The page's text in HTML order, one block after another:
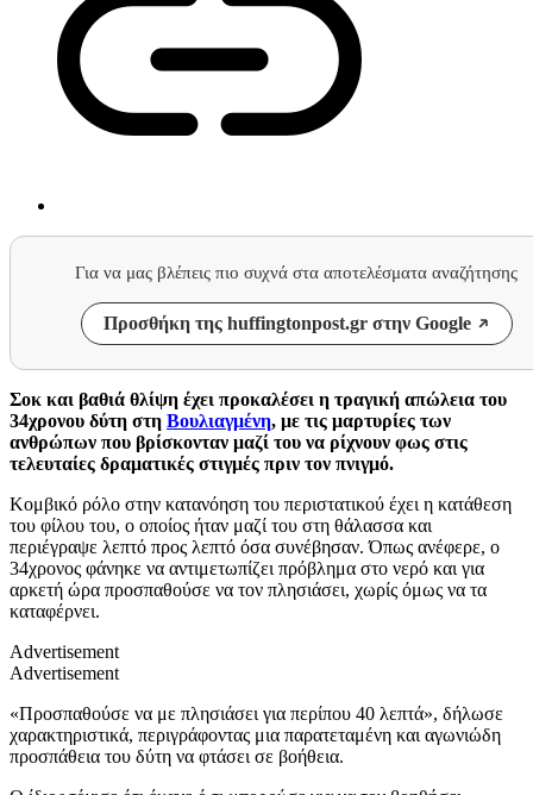
Για να μας βλέπεις πιο συχνά στα αποτελέσματα αναζήτησης
Προσθήκη της huffingtonpost.gr στην Google
Σοκ και βαθιά θλίψη έχει προκαλέσει η τραγική απώλεια του
34χρονου δύτη στη Βουλιαγμένη, με τις μαρτυρίες των
ανθρώπων που βρίσκονταν μαζί του να ρίχνουν φως στις
τελευταίες δραματικές στιγμές πριν τον πνιγμό.
Κομβικό ρόλο στην κατανόηση του περιστατικού έχει η κατάθεση
του φίλου του, ο οποίος ήταν μαζί του στη θάλασσα και
περιέγραψε λεπτό προς λεπτό όσα συνέβησαν. Όπως ανέφερε, ο
34χρονος φάνηκε να αντιμετωπίζει πρόβλημα στο νερό και για
αρκετή ώρα προσπαθούσε να τον πλησιάσει, χωρίς όμως να τα
καταφέρνει.
Advertisement
Advertisement
«Προσπαθούσε να με πλησιάσει για περίπου 40 λεπτά», δήλωσε
χαρακτηριστικά, περιγράφοντας μια παρατεταμένη και αγωνιώδη
προσπάθεια του δύτη να φτάσει σε βοήθεια.